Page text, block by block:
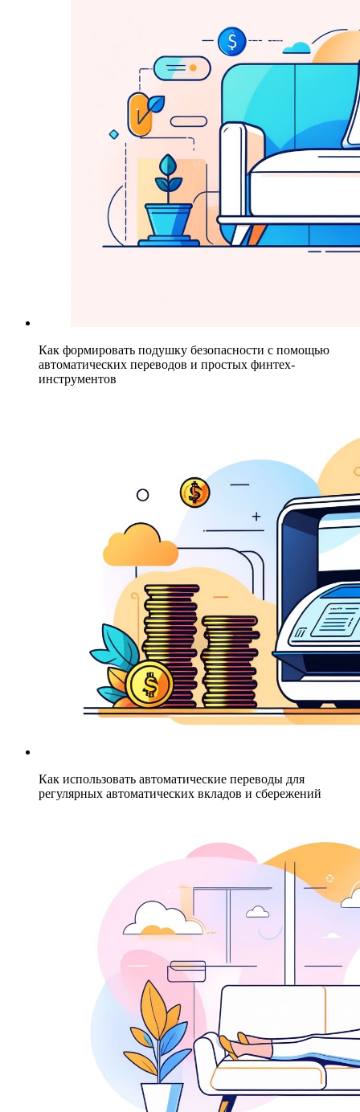
Как формировать подушку безопасности с помощью
автоматических переводов и простых финтех-
инструментов
Как использовать автоматические переводы для
регулярных автоматических вкладов и сбережений